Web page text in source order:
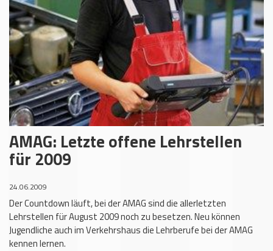
AMAG: Letzte offene Lehrstellen
für 2009
24.06.2009
Der Countdown läuft, bei der AMAG sind die allerletzten
Lehrstellen für August 2009 noch zu besetzen. Neu können
Jugendliche auch im Verkehrshaus die Lehrberufe bei der AMAG
kennen lernen.